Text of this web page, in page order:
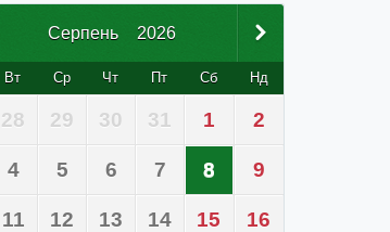
Серпень 2026
Вт Ср Чт Пт Сб Нд
28 29 30 31 1 2
4 5 6 7 8 9
11 12 13 14 15 16